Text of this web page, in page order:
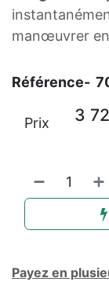
manœuvrer
Référence-
Prix 3
Payez en